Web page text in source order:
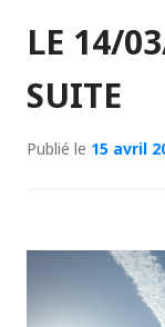
LE 14/
SUITE
Publié le 15 avril